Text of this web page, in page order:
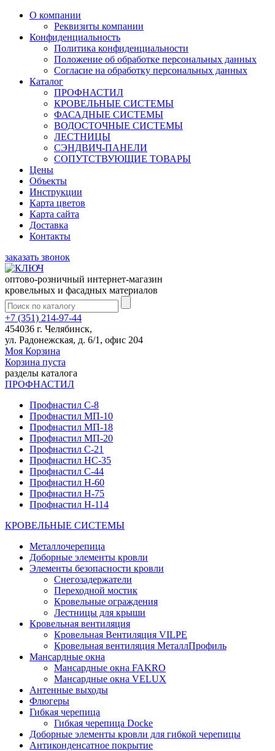
О компании
Реквизиты компании
Конфиденциальность
Политика конфиденциальности
Положение об обработке персональных данных
Согласие на обработку персональных данных
Каталог
ПРОФНАСТИЛ
КРОВЕЛЬНЫЕ СИСТЕМЫ
ФАСАДНЫЕ СИСТЕМЫ
ВОДОСТОЧНЫЕ СИСТЕМЫ
ЛЕСТНИЦЫ
СЭНДВИЧ-ПАНЕЛИ
СОПУТСТВУЮЩИЕ ТОВАРЫ
Цены
Объекты
Инструкции
Карта цветов
Карта сайта
Доставка
Контакты
заказать звонок
оптово-розничный интернет-магазин
кровельных и фасадных материалов
+7 (351) 214-97-44
454036 г. Челябинск,
ул. Радонежская, д. 6/1, офис 204
Моя Корзина
Корзина пуста
разделы каталога
ПРОФНАСТИЛ
Профнастил С-8
Профнастил МП-10
Профнастил МП-18
Профнастил МП-20
Профнастил С-21
Профнастил НС-35
Профнастил С-44
Профнастил Н-60
Профнастил Н-75
Профнастил Н-114
КРОВЕЛЬНЫЕ СИСТЕМЫ
Металлочерепица
Доборные элементы кровли
Элементы безопасности кровли
Снегозадержатели
Переходной мостик
Кровельные ограждения
Лестницы для крыши
Кровельная вентиляция
Кровельная Вентиляция VILPE
Кровельная вентиляция МеталлПрофиль
Мансардные окна
Мансардные окна FAKRO
Мансардные окна VELUX
Антенные выходы
Флюгеры
Гибкая черепица
Гибкая черепица Docke
Доборные элементы кровли для гибкой черепицы
Антиконденсатное покрытие